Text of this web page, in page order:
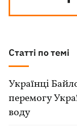
Статті по темі
Українці
перемогу
воду